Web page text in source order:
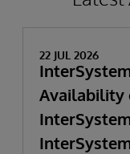
22 JUL 2026
Availability